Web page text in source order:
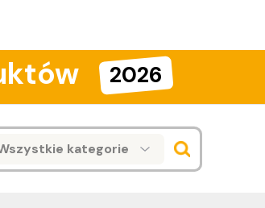
2026
kategorie